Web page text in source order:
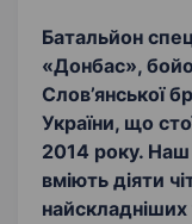
Батальйон
«Донбас»,
Слов’янської
України, що
2014 року.
вміють діяти